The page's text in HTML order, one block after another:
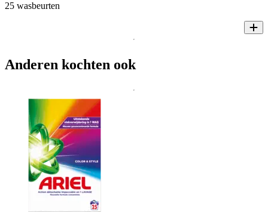
25 wasbeurten
Anderen kochten ook